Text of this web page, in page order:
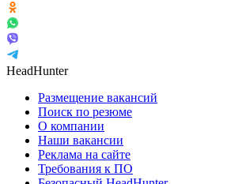
HeadHunter
Размещение вакансий
Поиск по резюме
О компании
Наши вакансии
Реклама на сайте
Требования к ПО